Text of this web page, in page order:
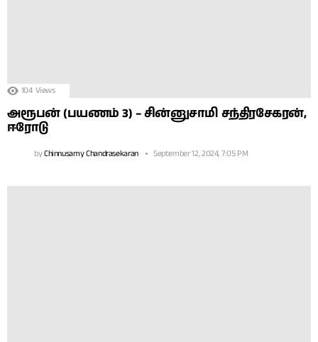
104 Views
அரூபன் (பயணம் 3) – சின்னுசாமி சந்திரசேகரன்,
ஈரோடு
byChinnusamy Chandrasekaran September 12, 2024, 7:05 PM